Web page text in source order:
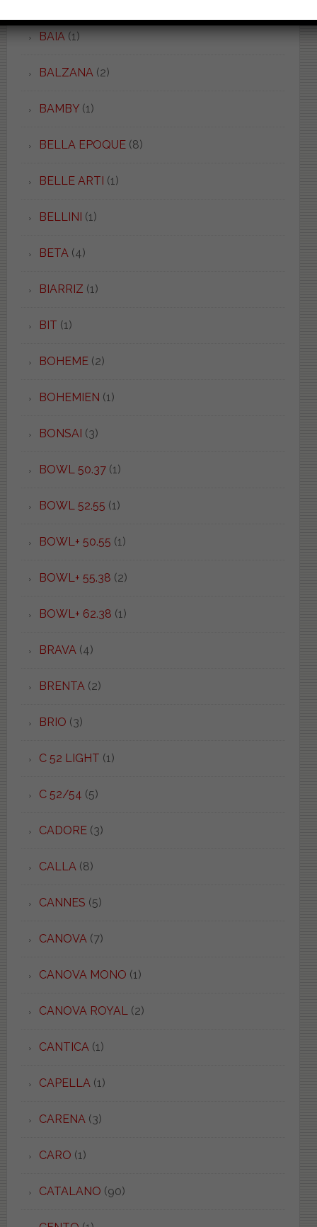
BAIA(1)
BALZANA(2)
BAMBY(1)
BELLA EPOQUE(8)
BELLE ARTI (1)
BELLINI (1)
BETA(4)
BIARRIZ (1)
BIT (1)
BOHEME(2)
BOHEMIEN (1)
BONSAI (3)
BOWL 50.37(1)
BOWL 52.55 (1)
BOWL+ 50.55 (1)
BOWL+ 55.38 (2)
BOWL+ 62.38 (1)
BRAVA(4)
BRENTA(2)
BRIO (3)
C 52 LIGHT (1)
C 52/54 (5)
CADORE(3)
CALLA(8)
CANNES (5)
CANOVA(7)
CANOVA MONO (1)
CANOVA ROYAL(2)
CANTICA(1)
CAPELLA(1)
CARENA(3)
CARO (1)
CATALANO (90)